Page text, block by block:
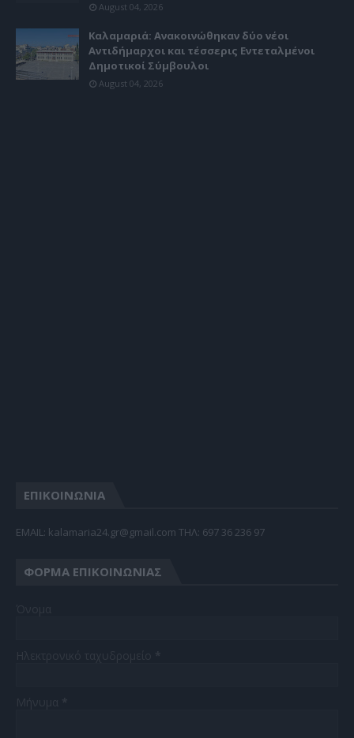
August 04, 2026
Καλαμαριά: Ανακοινώθηκαν δύο νέοι
Αντιδήμαρχοι και τέσσερις Εντεταλμένοι
Δημοτικοί Σύμβουλοι
August 04, 2026
ΕΠΙΚΟΙΝΩΝΙΑ
EMAIL: kalamaria24.gr@gmail.com TΗΛ: 697 36 236 97
ΦΌΡΜΑ ΕΠΙΚΟΙΝΩΝΊΑΣ